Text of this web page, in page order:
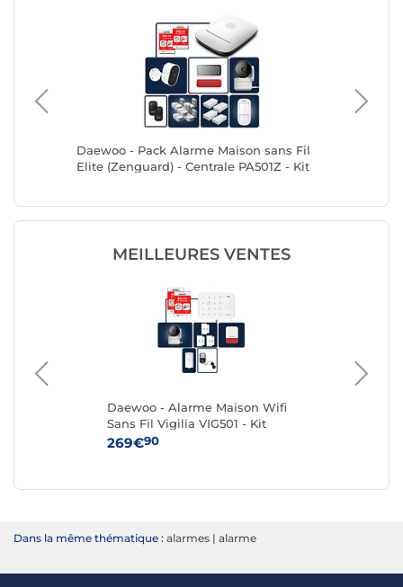
Daewoo - Pack Alarme Maison sans Fil
Elite (Zenguard) - Centrale PA501Z - Kit
MEILLEURES VENTES
Daewoo - Alarme Maison Wifi
Sans Fil Vigilia VIG501 - Kit
Complet avec Caméra Full HD
269€90
1
Dans la même thématique : alarmes | alarme